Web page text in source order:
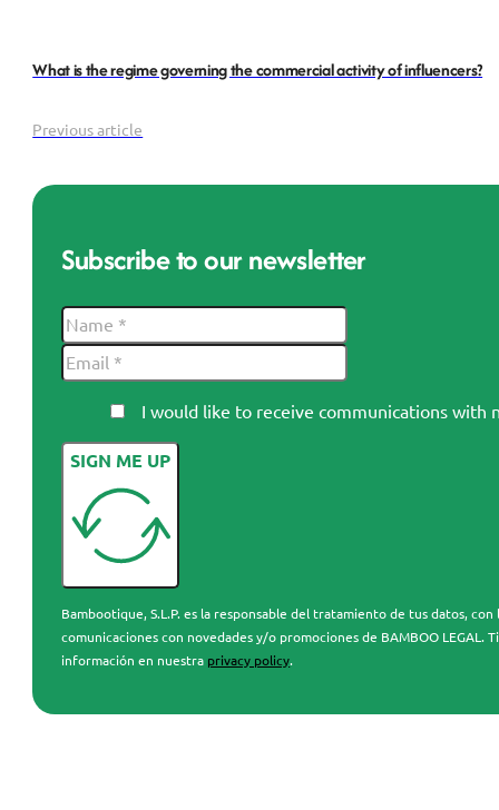
Previous article
What is the regime governing the commercial activity of influencers?
Subscribe to our newsletter
I would like to receive communications with
SIGN ME UP
Bambootique, S.L.P. es la responsable del tratamiento de tus datos,
comunicaciones con novedades y/o promociones de BAMBOO
información en nuestra privacy policy.